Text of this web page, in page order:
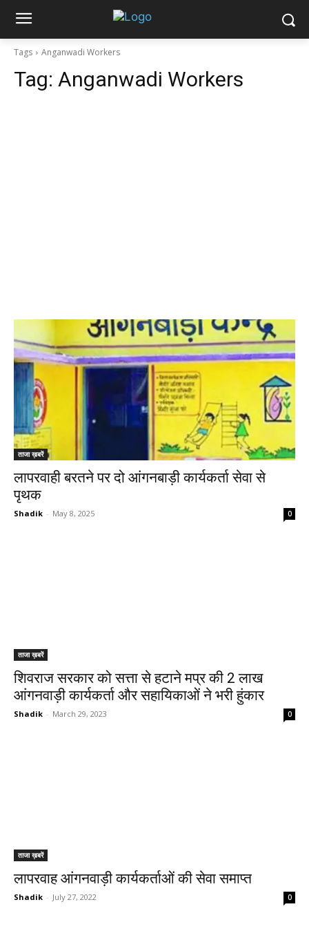
Tags Anganwadi Workers
Tag: Anganwadi Workers
ताजा ख़बरें
लापरवाही बरतने पर दो आंगनबाड़ी कार्यकर्ता सेवा से
पृथक
Shadik - May 8, 2025 0
ताजा ख़बरें
शिवराज सरकार को सत्ता से हटाने मप्र की 2 लाख
आंगनवाड़ी कार्यकर्ता और सहायिकाओं ने भरी हुंकार
Shadik - March 29, 2023 0
ताजा ख़बरें
लापरवाह आंगनवाड़ी कार्यकर्ताओं की सेवा समाप्त
Shadik - July 27, 2022 0